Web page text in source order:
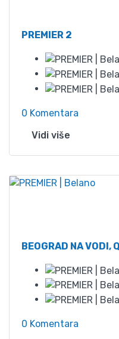
PREMIER 2
0 Komentara
Vidi više
BEOGRAD NA VODI,
0 Komentara